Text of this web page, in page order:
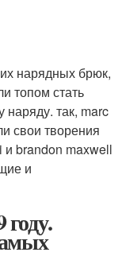
нарядных брюк,
топом стать
наряду. так, marc
свои творения
и brandon maxwell
и